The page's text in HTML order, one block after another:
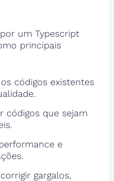
um Typescript
principais
códigos existentes
códigos que sejam
e
gargalos,